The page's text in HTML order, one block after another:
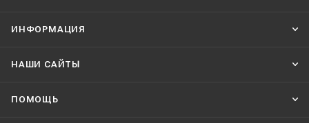
ИНФОРМАЦИЯ
НАШИ CАЙТЫ
ПОМОЩЬ